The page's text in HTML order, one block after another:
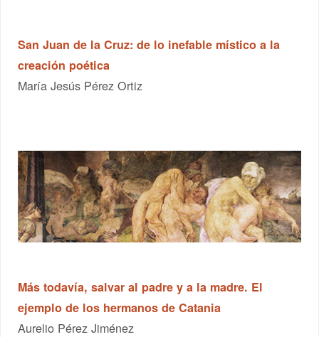
San Juan de la Cruz: de lo inefable místico a la
creación poética
María Jesús Pérez Ortiz
Más todavía, salvar al padre y a la madre. El
ejemplo de los hermanos de Catania
Aurelio Pérez Jiménez